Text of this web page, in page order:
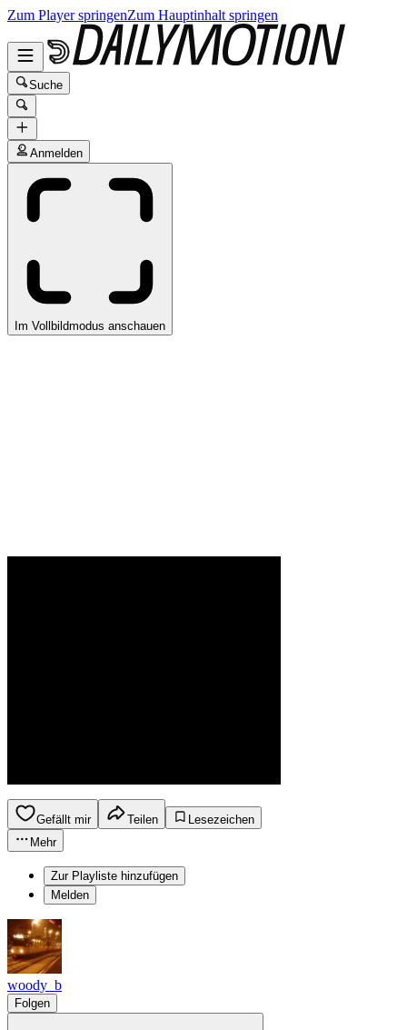
Zum Player springenZum Hauptinhalt springen
Suche
Anmelden
Im Vollbildmodus anschauen
Gefällt mir Teilen
Lesezeichen
Mehr
Zur Playliste hinzufügen
Melden
woody_b
Folgen